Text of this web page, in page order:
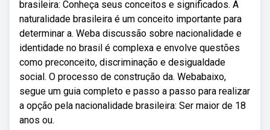
brasileira: Conheça seus conceitos e significados. A
naturalidade brasileira é um conceito importante para
determinar a. Weba discussão sobre nacionalidade e
identidade no brasil é complexa e envolve questões
como preconceito, discriminação e desigualdade
social. O processo de construção da. Webabaixo,
segue um guia completo e passo a passo para realizar
a opção pela nacionalidade brasileira: Ser maior de 18
anos ou.